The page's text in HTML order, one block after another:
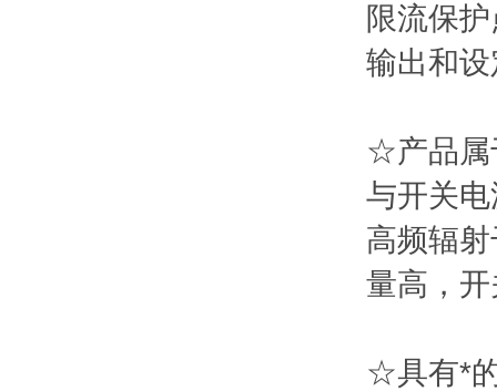
限流保
输出和
☆产品属
与开关
高频辐
量高，
☆具有*